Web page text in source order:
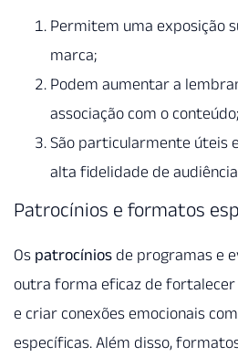
Permitem uma exposição
marca;
Podem aumentar a
associação com o conteúdo;
São particularmente úteis
alta fidelidade de
Patrocínios e formatos
Os patrocínios de programas e
outra forma eficaz de fortalecer
e criar conexões emocionais
específicas. Além disso,